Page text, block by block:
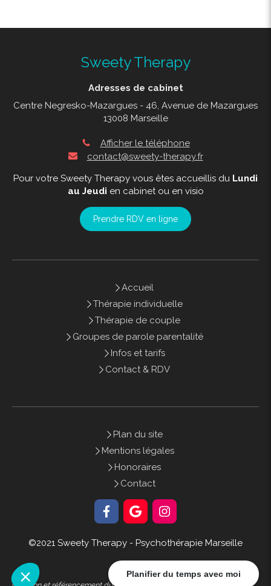
Planifier du temps avec moi
Sweety Therapy
Adresses de cabinet
Centre Negresko-Mazargues - 46, Avenue de Mazargues
13008 Marseille
Afficher le téléphone
contact@sweety-therapy.fr
Pour votre Sweety Therapy vous êtes accueillis du Lundi
au Jeudi en cabinet ou en visio
Prendre RDV en ligne
Accueil
Thérapie individuelle
Thérapie de couple
Groupes de parole parentalité
Infos et tarifs
Contact & RDV
Plan du site
Mentions légales
Honoraires
Contact
©2021 Sweety Therapy - Psychothérapie Marseille